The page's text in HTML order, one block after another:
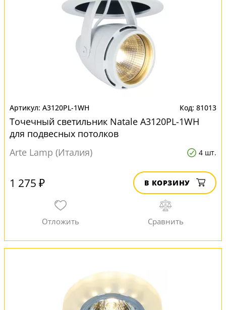
A3120PL-1WH 81013
Точечный светильник Natale A3120PL-1WH
для подвесных потолков
Arte Lamp (Италия)
4 шт.
1 275 ₽ В КОРЗИНУ